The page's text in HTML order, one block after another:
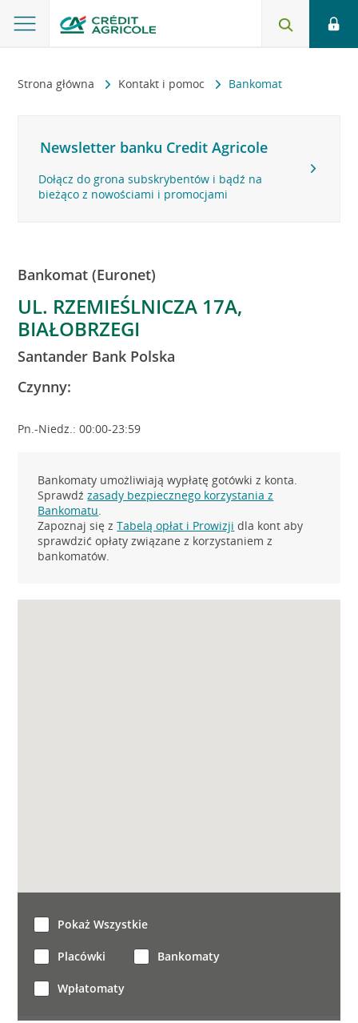
Strona główna Kontakt i pomoc Bankomat
Newsletter banku Credit Agricole
Dołącz do grona subskrybentów i bądź na
bieżąco z nowościami i promocjami
Bankomat (Euronet)
UL. RZEMIEŚLNICZA 17A,
BIAŁOBRZEGI
Santander Bank Polska
Czynny:
Pn.-Niedz.: 00:00-23:59
Bankomaty umożliwiają wypłatę gotówki z konta.
Sprawdźzasady bezpiecznego korzystania z
Bankomatu.
Zapoznaj się zTabelą opłat i Prowizji dla kont aby
sprawdzić opłaty związane z korzystaniem z
bankomatów.
Pokaż Wszystkie
Placówki Bankomaty
Wpłatomaty